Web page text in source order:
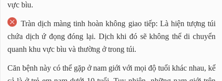
vực bìu.
Tràn dịch màng tinh hoàn không giao tiếp: Là hiện tượng túi
chứa dịch ứ đọng đóng lại. Dịch khi đó sẽ không thể di chuyển
quanh khu vực bìu và thường ở trong túi.
Căn bệnh này có thể gặp ở nam giới với mọi độ tuổi khác nhau, kể